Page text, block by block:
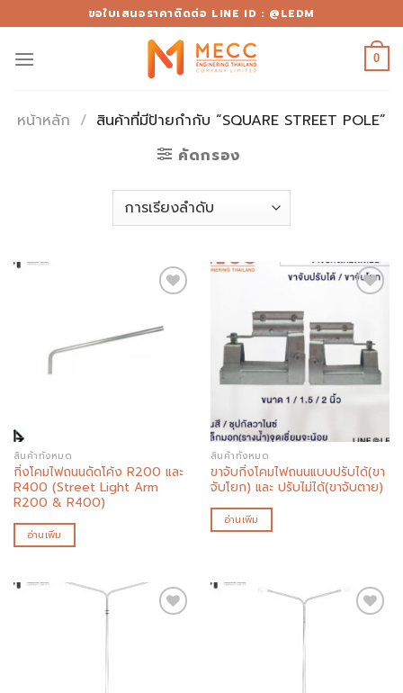
to
content
ขอใบเสนอราคาติดต่อ LINE ID : @LEDM
0
หน้าหลัก / สินค้าที่มีป้ายกำกับ “SQUARE STREET POLE”
คัดกรอง
Add to
สินค้าทั้งหมด
กิ่งโคมไฟถนนดัดโค้ง R200 และ
R400 (Street Light Arm
R200 & R400)
อ่านเพิ่ม
Add to
wishlist
สินค้าทั้งหมด
ขาจับกิ่งโคมไฟถนนแบบปรับได้(ขา
จับโยก) และ ปรับไม่ได้(ขาจับตาย)
อ่านเพิ่ม